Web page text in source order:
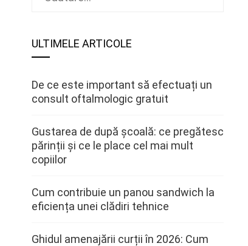
ULTIMELE ARTICOLE
De ce este important să efectuați un
consult oftalmologic gratuit
Gustarea de după școală: ce pregătesc
părinții și ce le place cel mai mult
copiilor
Cum contribuie un panou sandwich la
eficiența unei clădiri tehnice
Ghidul amenajării curții în 2026: Cum